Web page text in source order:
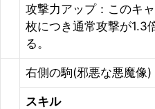
攻撃力アップ：このキ
枚につき通常攻撃が1.3
る。
右側の駒(邪悪な悪魔像)
スキル